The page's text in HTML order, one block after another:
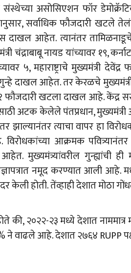
असोसिएशन फॉर
सर्वाधिक फौजदारी खटले
आहेत. त्यानंतर
नायड यांच्यावर १९,
५, महाराष्ट्राचे मुख्यमंत्री
दाखल आहेत. तर केरळचे
फौजदारी खटला दाखल आहे. केंद्र
अटक केलेले पंतप्रधान, मुख्यमंत्री
त्याचा वापर हा
आक्रमक
मुख्यमंत्र्यांवरील गुन्ह्यांची ही
नमूद करण्यात आली आहे.
केली होती. तेंव्हाही देशात मोठा
२०२२-२३ मध्ये देशात नाममात्र
ने वाढले आहे. देशात २७६४ RUPP